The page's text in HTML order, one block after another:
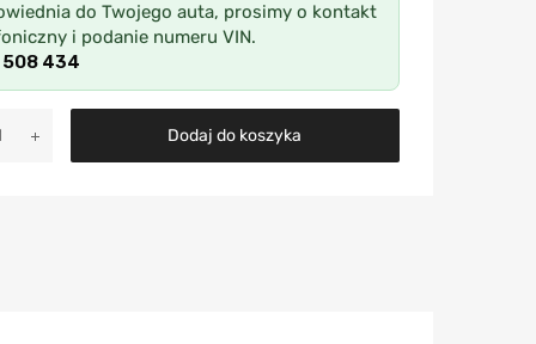
do Twojego auta, prosimy o kontakt
i podanie numeru VIN.
508 434
Dodaj do koszyka